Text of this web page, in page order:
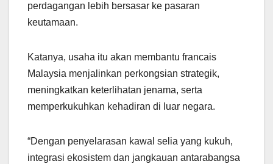
perdagangan lebih bersasar ke pasaran
keutamaan.
Katanya, usaha itu akan membantu francais
Malaysia menjalinkan perkongsian strategik,
meningkatkan keterlihatan jenama, serta
memperkukuhkan kehadiran di luar negara.
“Dengan penyelarasan kawal selia yang kukuh,
integrasi ekosistem dan jangkauan antarabangsa